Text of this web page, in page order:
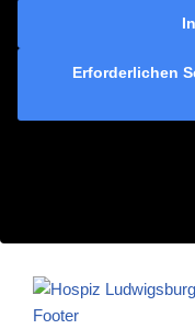
Erforderlichen